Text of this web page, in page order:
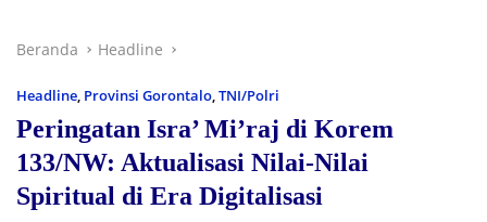
Beranda Headline
Headline, Provinsi Gorontalo,TNI/Polri
Peringatan Isra’ Mi’raj di Korem
133/NW: Aktualisasi Nilai-Nilai
Spiritual di Era Digitalisasi